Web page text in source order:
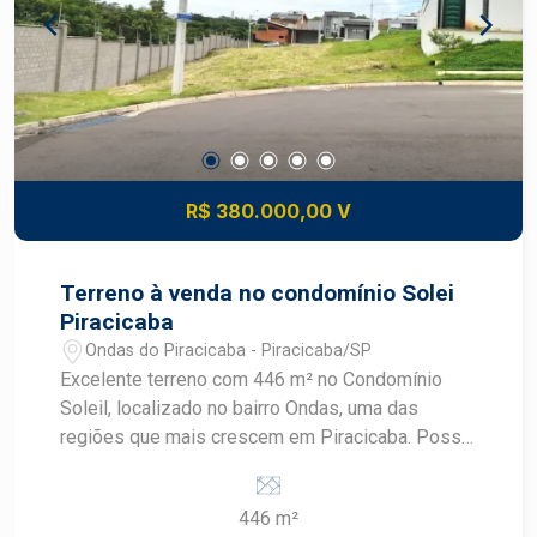
padrão de acabamento Excelente localização no
bairro Dois Córregos Amplo espaço externo
Estrutura versátil para diferentes tipos de
negócios e eventos Entre em contato para mais
informações e agende uma visita. Uma excelente
oportunidade para instalar seu empreendimento
em um imóvel com amplo espaço e grande
potencial de utilização.
R$ 380.000,00 V
Terreno à venda no condomínio Solei
Piracicaba
Ondas do Piracicaba - Piracicaba/SP
Excelente terreno com 446 m² no Condomínio
Soleil, localizado no bairro Ondas, uma das
regiões que mais crescem em Piracicaba. Possui
projetos modernos e diferenciados. Destaques
do lote: 446 m² Vista para área verde Declive
446 m²